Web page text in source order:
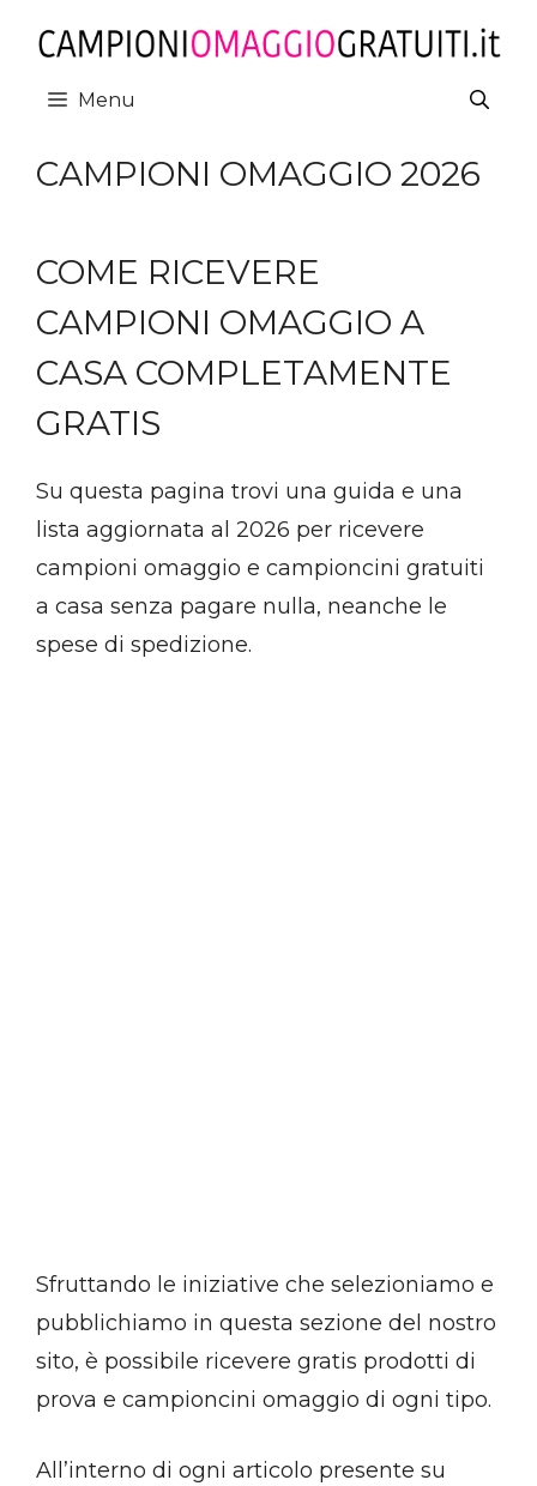
contenuto
Menu
CAMPIONI OMAGGIO 2026
COME RICEVERE
CAMPIONI OMAGGIO A
CASA COMPLETAMENTE
GRATIS
Su questa pagina trovi una guida e una
lista aggiornata al 2026 per ricevere
campioni omaggio e campioncini gratuiti
a casa senza pagare nulla, neanche le
spese di spedizione.
Sfruttando le iniziative che selezioniamo e
pubblichiamo in questa sezione del nostro
sito, è possibile ricevere gratis prodotti di
prova e campioncini omaggio di ogni tipo.
All’interno di ogni articolo presente su